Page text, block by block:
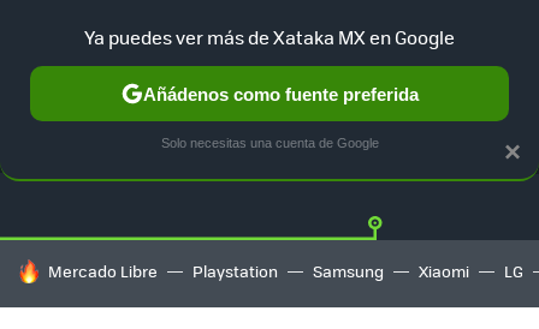
GUÍA DE COMPRAS MERCADO LIBRE
HOY SE HABLA DE
Mercado Libre Playstation Samsung Xiaomi LG
×
Ya puedes ver más de Xataka MX en Google
Añádenos como fuente preferida
Solo necesitas una cuenta de Google